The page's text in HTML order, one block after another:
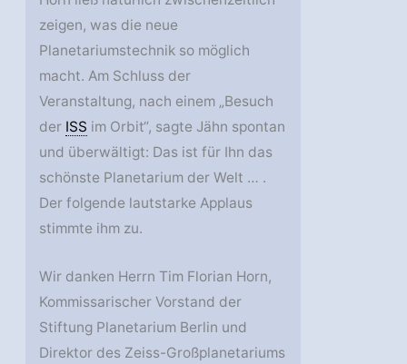
zeigen, was die neue
Planetariumstechnik so möglich
macht. Am Schluss der
Veranstaltung, nach einem „Besuch
der ISS im Orbit“, sagte Jähn spontan
und überwältigt: Das ist für Ihn das
schönste Planetarium der Welt … .
Der folgende lautstarke Applaus
stimmte ihm zu.
Wir danken Herrn Tim Florian Horn,
Kommissarischer Vorstand der
Stiftung Planetarium Berlin und
Direktor des Zeiss-Großplanetariums